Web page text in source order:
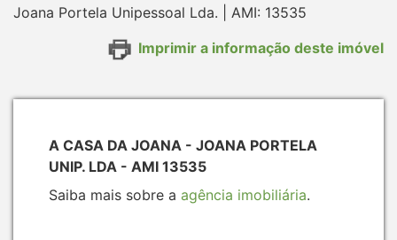
Joana Portela Unipessoal Lda. | AMI: 13535
Imprimir a informação deste imóvel
A CASA DA JOANA - JOANA PORTELA
UNIP. LDA - AMI 13535
Saiba mais sobre a agência imobiliária.